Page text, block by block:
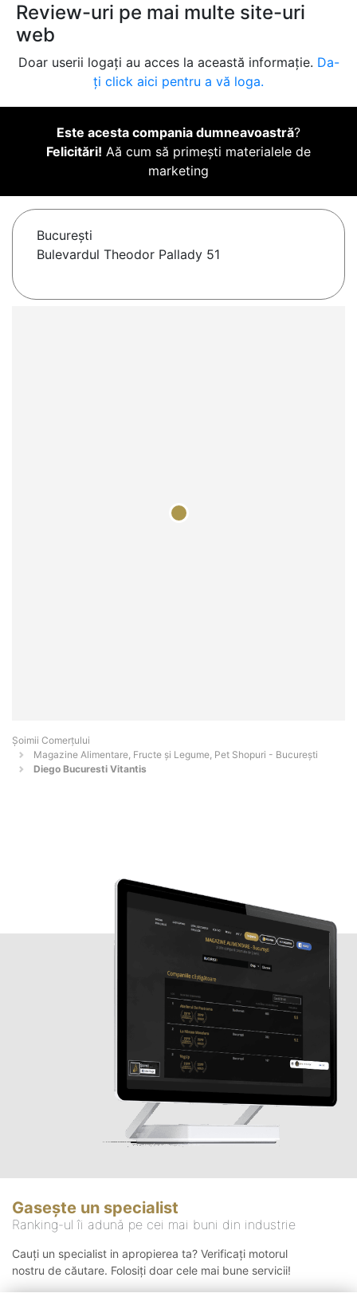
Review-uri pe mai multe site-uri
web
Doar userii logați au acces la această informație. Da-
ți click aici pentru a vă loga.
Este acesta compania dumneavoastră?
Felicitări! Aă cum să primești materialele de
marketing
Bucureşti
Bulevardul Theodor Pallady 51
Șoimii Comerțului
Magazine Alimentare, Fructe și Legume, Pet Shopuri - Bucureşti
Diego Bucuresti Vitantis
Gasește un specialist
Ranking-ul îi adună pe cei mai buni din industrie
Cauți un specialist in apropierea ta? Verificați motorul
nostru de căutare. Folosiți doar cele mai bune servicii!